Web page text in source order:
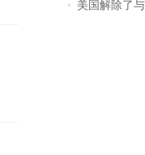
美国解除了